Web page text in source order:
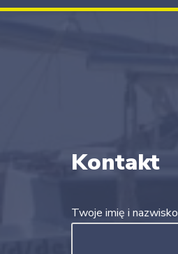
Kontakt
Twoje imię i nazwisko